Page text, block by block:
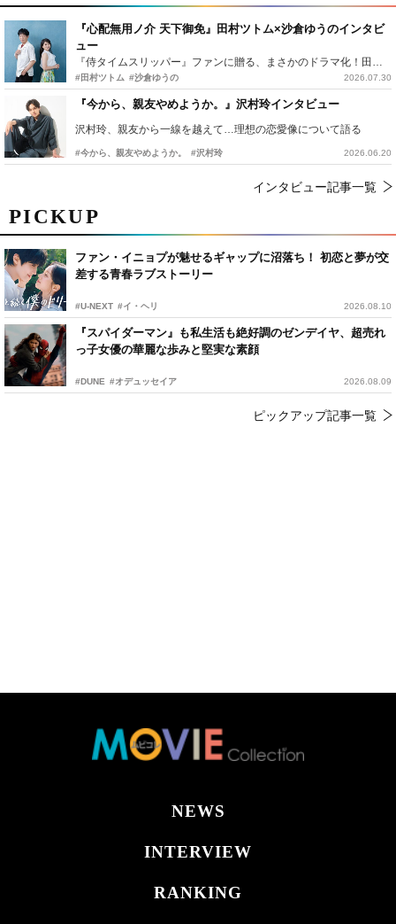
PICKUP
ファン・イニョプが魅せるギャップに沼落ち！ 初恋と夢が交
差する青春ラブストーリー
#U-NEXT #イ・ヘリ 2026.08.10
『スパイダーマン』も私生活も絶好調のゼンデイヤ、超売れ
っ子女優の華麗な歩みと堅実な素顔
#DUNE #オデュッセイア 2026.08.09
ピックアップ記事一覧
『心配無用ノ介 天下御免』田村ツトム×沙倉ゆうのインタビ
ュー
『侍タイムスリッパー』ファンに贈る、まさかのドラマ化！田村ツトム×沙倉ゆうのが語る『心配無用ノ介』撮影秘話
#田村ツトム #沙倉ゆうの 2026.07.30
『今から、親友やめようか。』沢村玲インタビュー
沢村玲、親友から一線を越えて…理想の恋愛像について語る
#今から、親友やめようか。 #沢村玲 2026.06.20
インタビュー記事一覧
NEWS
INTERVIEW
RANKING